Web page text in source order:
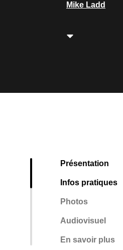
Mike Ladd
Présentation
Infos pratiques
Photos
Audiovisuel
En savoir plus